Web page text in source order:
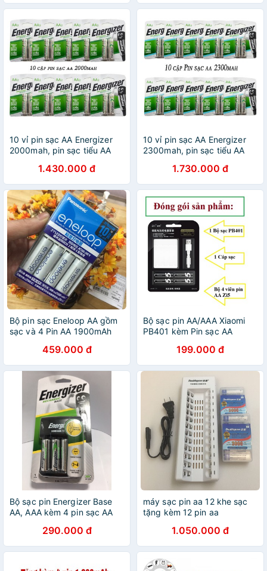
10 vỉ pin sạc AA Energizer
2000mah, pin sạc tiểu AA
1.430.000 đ
10 vỉ pin sạc AA Energizer
2300mah, pin sạc tiểu AA
1.730.000 đ
Bộ pin sạc Eneloop AA gồm
sạc và 4 Pin AA 1900mAh
459.000 đ
Bộ sạc pin AA/AAA Xiaomi
PB401 kèm Pin sạc AA
199.000 đ
Bộ sạc pin Energizer Base
AA, AAA kèm 4 pin sạc AA
290.000 đ
máy sạc pin aa 12 khe sạc
tặng kèm 12 pin aa
1.050.000 đ